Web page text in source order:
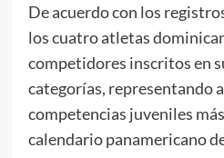
De acuerdo con los
los cuatro atletas
competidores inscritos en
categorías, representando
competencias juveniles
calendario panamericano